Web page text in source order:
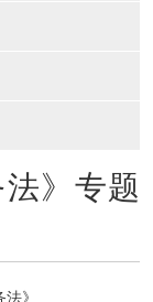
》专题
》